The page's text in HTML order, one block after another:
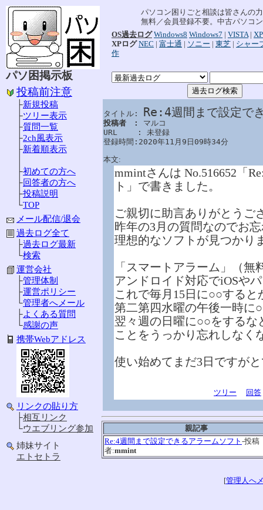
パソ困掲示板
投稿前注意
├新規投稿
├ツリー表示
├質問一覧
├2ch風表示
├新着順表示
├初めての方へ
├回答者の方へ
├投稿説明
└TOP
メール配信/退会
過去ログ全て
├過去ログ最新
└検索
運営会社
├管理体制
├運営ポリシー
└管理者へメール
├よくある質問
└感謝の声
携帯Webアドレス
リンクの貼り方
├相互リンク
└ウエブリング参加
姉妹サイト
エトセトラ
パソコン困りごと相談は皆さんの
無料／会員登録不要。中古パソコ
OS過去ログ Windows8 Windows7 | VISTA| XP
XPログ NEC | 富士通 | ソニー | 東芝 | シャー
作
タイトル: Re:4週間まで設定で
投稿者　: マルコ
URL　　 : 未登録
登録時間:2020年11月9日09時34分
本文:
mmintさんは No.516652「
ト」で書きました。
ご親切に助言ありがとうご
昨年の3月の質問なのでお
理想的なソフトが見つかり
「スマートアラーム」（無
アンドロイド対応でiOSや
これで毎月15日に○○すると
第二第四水曜の午後一時に
翌々週の日曜に○○をするな
ことをうっかり忘れしなく
使い始めてまだ3日ですが
ツリー 回答
親記事
Re:4週間まで設定できるアラームソフト -投稿
者:mmint
[管理人へ